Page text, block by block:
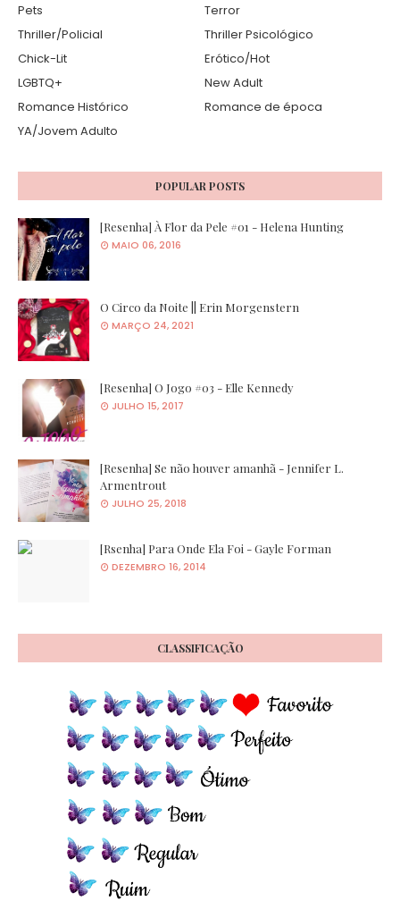
Pets
Terror
Thriller/Policial
Thriller Psicológico
Chick-Lit
Erótico/Hot
LGBTQ+
New Adult
Romance Histórico
Romance de época
YA/Jovem Adulto
POPULAR POSTS
[Resenha] À Flor da Pele #01 - Helena Hunting
MAIO 06, 2016
O Circo da Noite || Erin Morgenstern
MARÇO 24, 2021
[Resenha] O Jogo #03 - Elle Kennedy
JULHO 15, 2017
[Resenha] Se não houver amanhã - Jennifer L.
Armentrout
JULHO 25, 2018
[Rsenha] Para Onde Ela Foi - Gayle Forman
DEZEMBRO 16, 2014
CLASSIFICAÇÃO